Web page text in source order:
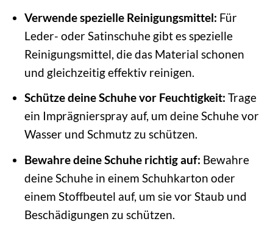
Verwende spezielle Reinigungsmittel: Für
Leder- oder Satinschuhe gibt es spezielle
Reinigungsmittel, die das Material schonen
und gleichzeitig effektiv reinigen.
Schütze deine Schuhe vor Feuchtigkeit: Trage
ein Imprägnierspray auf, um deine Schuhe vor
Wasser und Schmutz zu schützen.
Bewahre deine Schuhe richtig auf: Bewahre
deine Schuhe in einem Schuhkarton oder
einem Stoffbeutel auf, um sie vor Staub und
Beschädigungen zu schützen.